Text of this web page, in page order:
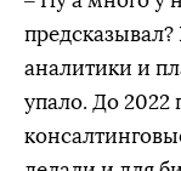
предсказывал?
аналитики и
упало. До